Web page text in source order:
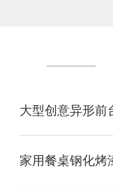
大型创意异形前
家用餐桌钢化烤